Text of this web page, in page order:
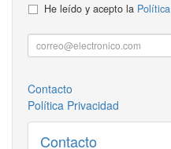
He leído y acepto la
Contacto
Política Privacidad
Contacto